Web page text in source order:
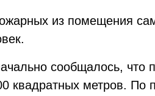
из помещения
сообщалось, что
квадратных метров. По